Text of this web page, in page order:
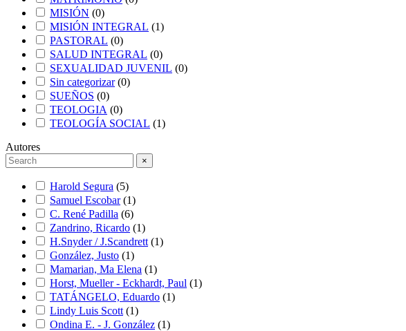
MISIÓN (0)
MISIÓN INTEGRAL (1)
PASTORAL (0)
SALUD INTEGRAL (0)
SEXUALIDAD JUVENIL (0)
Sin categorizar (0)
SUEÑOS (0)
TEOLOGIA (0)
TEOLOGÍA SOCIAL (1)
Autores
×
Harold Segura (5)
Samuel Escobar (1)
C. René Padilla (6)
Zandrino, Ricardo (1)
H.Snyder / J.Scandrett (1)
González, Justo (1)
Mamarian, Ma Elena (1)
Horst, Mueller - Eckhardt, Paul (1)
TATÁNGELO, Eduardo (1)
Lindy Luis Scott (1)
Ondina E. - J. González (1)